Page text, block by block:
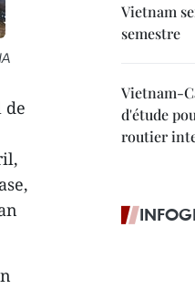
de
Vietnam
semestre
Vietnam-
d'étude
routier